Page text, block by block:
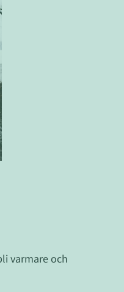
varmare och